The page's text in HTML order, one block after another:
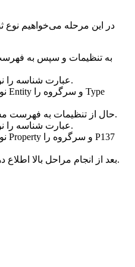
در این مرحله می‌خواهیم نوع
2. عبارت شناسه را نوع ثبت بگذارید و تصویب کنید.
4. حال از تنظیمات به فهرست مشخصه‌ها بروید و درج را بزنید.
5. عبارت شناسه را نوع ثبت بگذارید و تصویب کنید.
بعد از انجام مراحل بالا اطلاع دهید تا مراحل دیگر را انجام دهیم.